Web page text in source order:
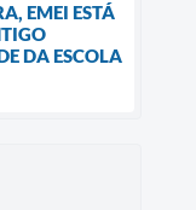
EMEI ESTÁ
DA ESCOLA